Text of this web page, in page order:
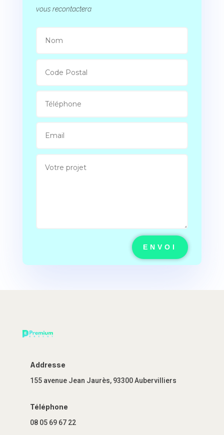
vous recontactera
ENVOI
Addresse
155 avenue Jean Jaurès, 93300 Aubervilliers
Téléphone
08 05 69 67 22